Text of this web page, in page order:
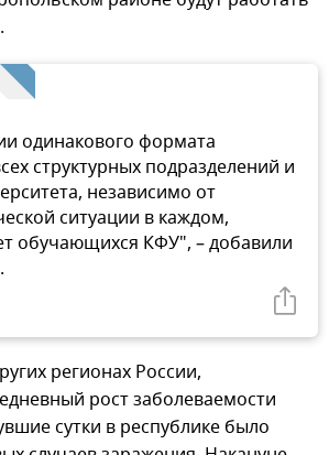
одинакового формата
структурных подразделений и
независимо от
ситуации в каждом,
обучающихся КФУ", – добавили
регионах России,
рост заболеваемости
сутки в республике было